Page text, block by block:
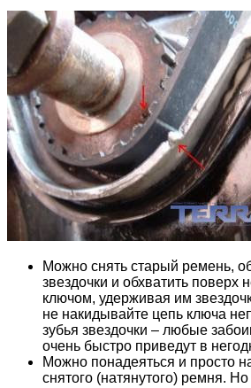
Можно снять старый ремень,
звездочки и обхватить поверх
ключом, удерживая им
не накидывайте цепь ключа
зубья звездочки – любые
очень быстро приведут в
Можно понадеяться и просто
снятого (натянутого) ремня.